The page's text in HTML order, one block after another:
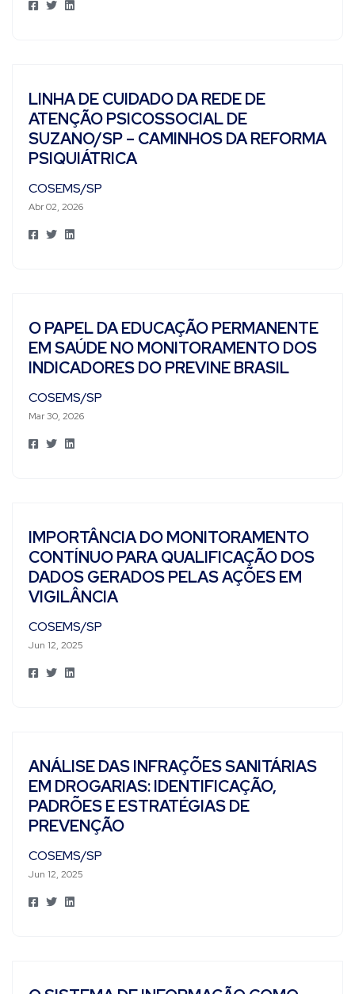
LINHA DE CUIDADO DA REDE DE
ATENÇÃO PSICOSSOCIAL DE
SUZANO/SP – CAMINHOS DA REFORMA
PSIQUIÁTRICA
COSEMS/SP
Abr 02, 2026
O PAPEL DA EDUCAÇÃO PERMANENTE
EM SAÚDE NO MONITORAMENTO DOS
INDICADORES DO PREVINE BRASIL
COSEMS/SP
Mar 30, 2026
IMPORTÂNCIA DO MONITORAMENTO
CONTÍNUO PARA QUALIFICAÇÃO DOS
DADOS GERADOS PELAS AÇÕES EM
VIGILÂNCIA
COSEMS/SP
Jun 12, 2025
ANÁLISE DAS INFRAÇÕES SANITÁRIAS
EM DROGARIAS: IDENTIFICAÇÃO,
PADRÕES E ESTRATÉGIAS DE
PREVENÇÃO
COSEMS/SP
Jun 12, 2025